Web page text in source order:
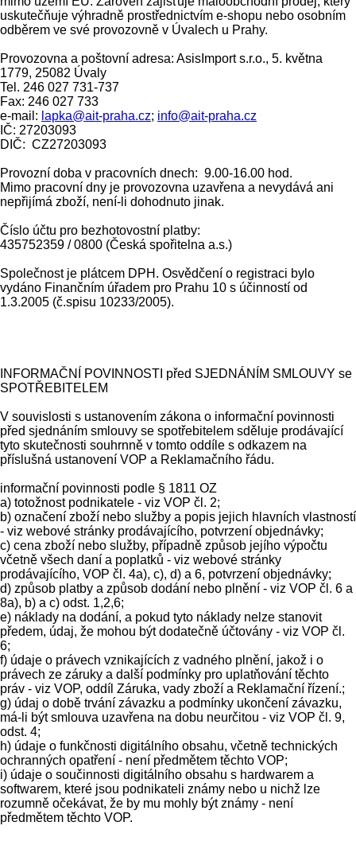
uskutečňuje výhradně prostřednictvím e-shopu nebo osobním
odběrem ve své provozovně v Úvalech u Prahy.
Provozovna a poštovní adresa: AsisImport s.r.o., 5. května
1779, 25082 Úvaly
Tel. 246 027 731-737
Fax: 246 027 733
e-mail: lapka@ait-praha.cz; info@ait-praha.cz
IČ: 27203093
DIČ: CZ27203093
Provozní doba v pracovních dnech: 9.00-16.00 hod.
Mimo pracovní dny je provozovna uzavřena a nevydává ani
nepřijímá zboží, není-li dohodnuto jinak.
Číslo účtu pro bezhotovostní platby:
435752359 / 0800 (Česká spořitelna a.s.)
Společnost je plátcem DPH. Osvědčení o registraci bylo
vydáno Finančním úřadem pro Prahu 10 s účinností od
1.3.2005 (č.spisu 10233/2005).
INFORMAČNÍ POVINNOSTI před SJEDNÁNÍM SMLOUVY se
SPOTŘEBITELEM
V souvislosti s ustanovením zákona o informační povinnosti
před sjednáním smlouvy se spotřebitelem sděluje prodávající
tyto skutečnosti souhrnně v tomto oddíle s odkazem na
příslušná ustanovení VOP a Reklamačního řádu.
informační povinnosti podle § 1811 OZ
a) totožnost podnikatele - viz VOP čl. 2;
b) označení zboží nebo služby a popis jejich hlavních vlastností
- viz webové stránky prodávajícího, potvrzení objednávky;
c) cena zboží nebo služby, případně způsob jejího výpočtu
včetně všech daní a poplatků - viz webové stránky
prodávajícího, VOP čl. 4a), c), d) a 6, potvrzení objednávky;
d) způsob platby a způsob dodání nebo plnění - viz VOP čl. 6 a
8a), b) a c) odst. 1,2,6;
e) náklady na dodání, a pokud tyto náklady nelze stanovit
předem, údaj, že mohou být dodatečně účtovány - viz VOP čl.
6;
f) údaje o právech vznikajících z vadného plnění, jakož i o
právech ze záruky a další podmínky pro uplatňování těchto
práv - viz VOP, oddíl Záruka, vady zboží a Reklamační řízení.;
g) údaj o době trvání závazku a podmínky ukončení závazku,
má-li být smlouva uzavřena na dobu neurčitou - viz VOP čl. 9,
odst. 4;
h) údaje o funkčnosti digitálního obsahu, včetně technických
ochranných opatření - není předmětem těchto VOP;
i) údaje o součinnosti digitálního obsahu s hardwarem a
softwarem, které jsou podnikateli známy nebo u nichž lze
rozumně očekávat, že by mu mohly být známy - není
předmětem těchto VOP.